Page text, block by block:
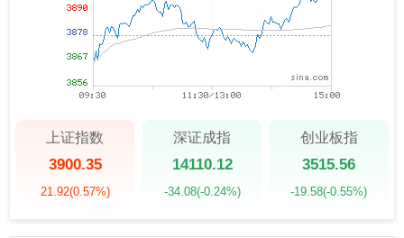
上证指数
3900.35
21.92(0.57%)
深证成指
14110.12
-34.08(-0.24%)
创业板指
3515.56
-19.58(-0.55%)